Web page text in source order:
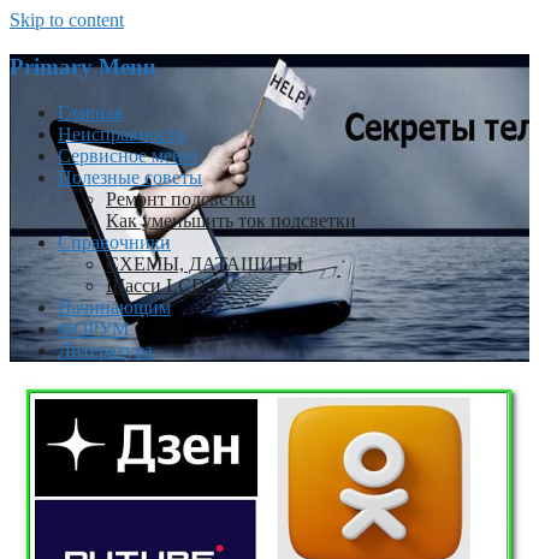
Skip to content
Primary Menu
Главная
Неисправности
Сервисное меню
Полезные советы
Ремонт подсветки
Как уменьшить ток подсветки
Справочники
СХЕМЫ, ДАТАШИТЫ
Шасси LCD TV
Начинающим
ФОРУМ
Литература